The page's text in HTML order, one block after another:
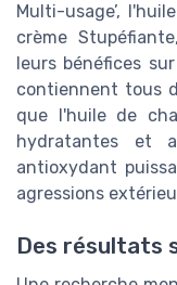
Multi-usage’,
crème
leurs bénéfices
contiennent tous
que l'huile de
hydratantes et
antioxydant
agressions
Des résultats